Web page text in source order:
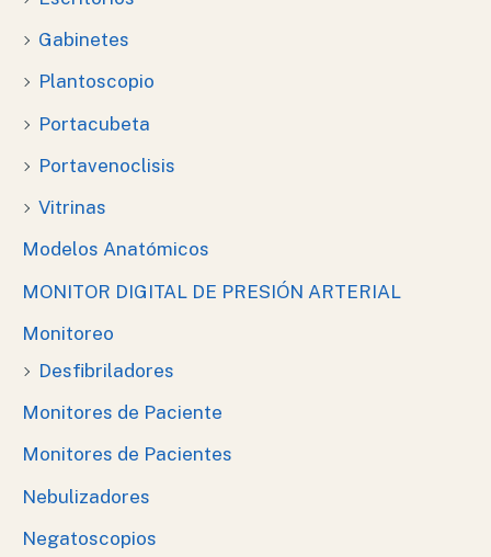
Gabinetes
Plantoscopio
Portacubeta
Portavenoclisis
Vitrinas
Modelos Anatómicos
MONITOR DIGITAL DE PRESIÓN ARTERIAL
Monitoreo
Desfibriladores
Monitores de Paciente
Monitores de Pacientes
Nebulizadores
Negatoscopios